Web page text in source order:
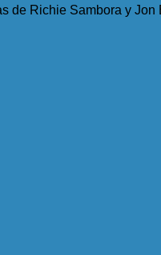
de Richie Sambora y